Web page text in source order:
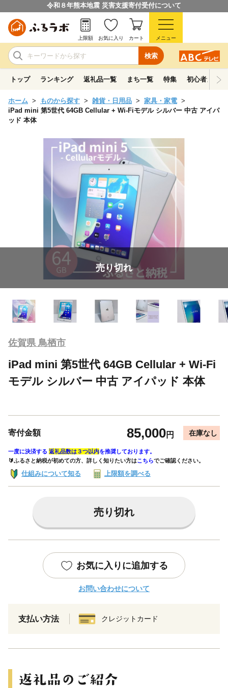
令和８年熊本地震 災害支援寄付受付について
検索
上限額 お気に入り カート メニュー
トップ ランキング 返礼品一覧 まち一覧 特集 初心者ガイド
ホーム ものから探す 雑貨・日用品
家具・家電
iPad mini 第5世代 64GB Cellular + Wi-Fiモデル シルバー 中古 アイパ
ッド 本体
売り切れ
佐賀県 鳥栖市
iPad mini 第5世代 64GB Cellular + Wi-Fi
モデル シルバー 中古 アイパッド 本体
寄付金額 85,000円 在庫なし
一度に決済する 返礼品数は３つ以内を推奨しております。
🔰ふるさと納税が初めての方、詳しく知りたい方はこちらでご確認ください。
仕組みについて知る 上限額を調べる
売り切れ
お気に入りに追加する
お問い合わせについて
支払い方法 クレジットカード